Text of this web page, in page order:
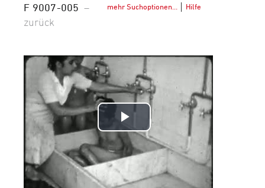
mehr Suchoptionen… Hilfe
F 9007-005 –
zurück
Video
abspielen